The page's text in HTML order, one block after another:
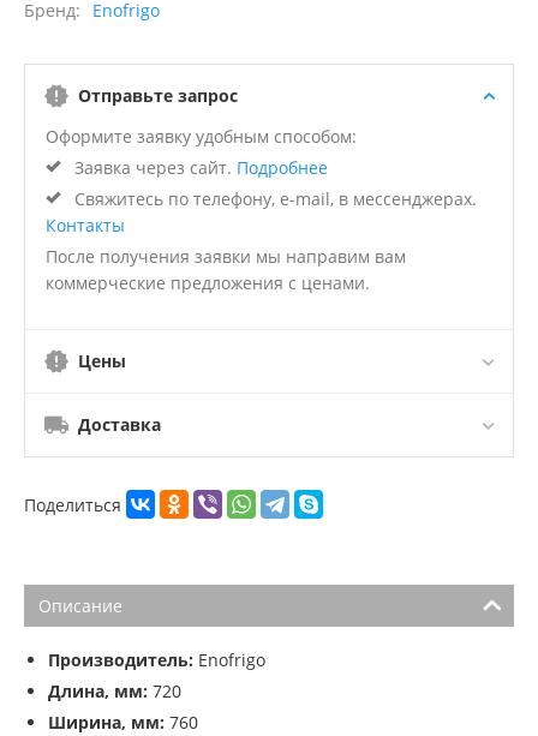
Бренд
Enofrigo
Отправьте запрос
Оформите заявку удобным способом:
Заявка через сайт. Подробнее
Свяжитесь по телефону, e-mail, в мессенджерах.
Контакты
После получения заявки мы направим вам
коммерческие предложения с ценами.
Цены
Доставка
Поделиться
Описание
Производитель: Enofrigo
Длина, мм: 720
Ширина, мм: 760